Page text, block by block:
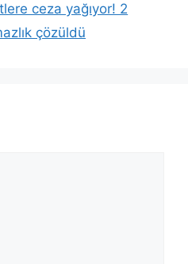
ceza yağıyor! 2
çözüldü